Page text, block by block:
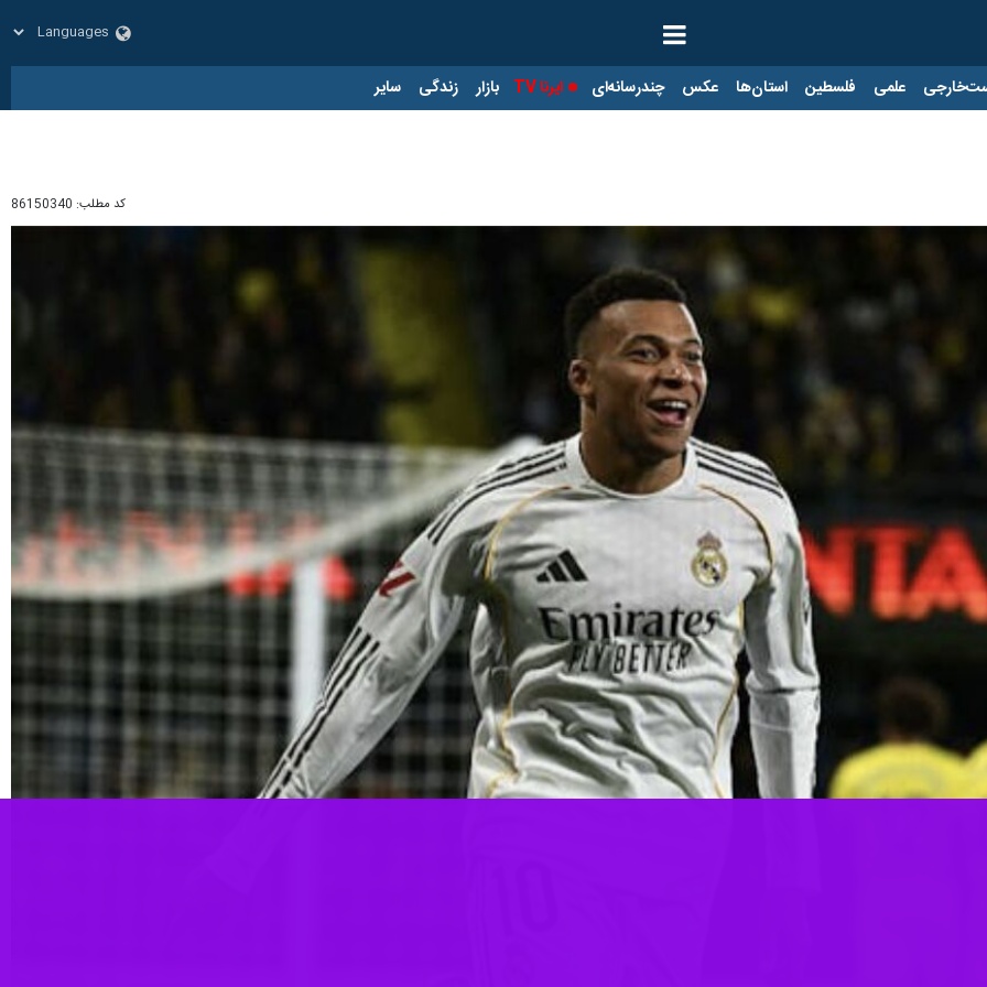
علمی فلسطین استان‌ها عکس چندرسانه‌ای ایرنا TV بازار زندگی سایر
کد مطلب: 86150340